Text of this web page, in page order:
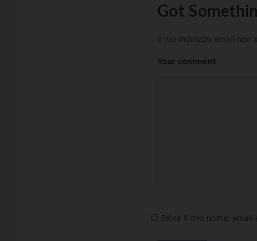
Got
Il tuo indirizzo email non
Your comment
Salva il mio nome,